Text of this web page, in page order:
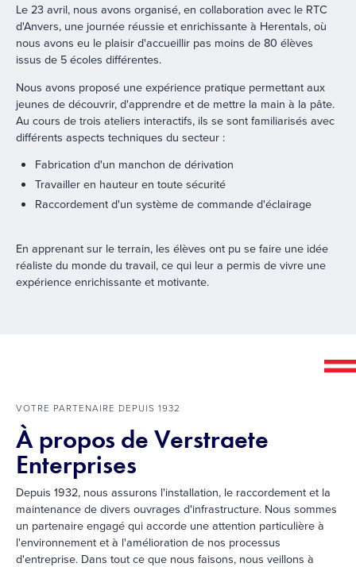
Le 23 avril, nous avons organisé, en collaboration avec le RTC
d'Anvers, une journée réussie et enrichissante à Herentals, où
nous avons eu le plaisir d'accueillir pas moins de 80 élèves
issus de 5 écoles différentes.
Nous avons proposé une expérience pratique permettant aux
jeunes de découvrir, d'apprendre et de mettre la main à la pâte.
Au cours de trois ateliers interactifs, ils se sont familiarisés avec
différents aspects techniques du secteur :
Fabrication d'un manchon de dérivation
Travailler en hauteur en toute sécurité
Raccordement d'un système de commande d'éclairage
En apprenant sur le terrain, les élèves ont pu se faire une idée
réaliste du monde du travail, ce qui leur a permis de vivre une
expérience enrichissante et motivante.
VOTRE PARTENAIRE DEPUIS 1932
À propos de Verstraete
Enterprises
Depuis 1932, nous assurons l'installation, le raccordement et la
maintenance de divers ouvrages d'infrastructure. Nous sommes
un partenaire engagé qui accorde une attention particulière à
l'environnement et à l'amélioration de nos processus
d'entreprise. Dans tout ce que nous faisons, nous veillons à